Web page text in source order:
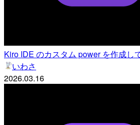
Kiro IDE のカスタム power を作成し
いわさ
2026.03.16